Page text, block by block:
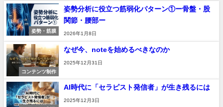
姿勢・筋膜
姿勢分析に役立つ筋弱化パターン①ー骨盤・股
関節・腰部ー
2026年1月8日
コンテンツ制作
なぜ今、noteを始めるべきなのか
2025年12月31日
AI時代に「セラピスト発信者」が生き残るには
2025年12月3日